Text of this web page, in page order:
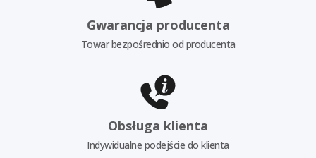
Gwarancja producenta
Towar bezpośrednio od producenta
Obsługa klienta
Indywidualne podejście do klienta